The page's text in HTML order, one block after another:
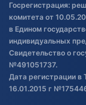
Обновления в
Госрегистрация:
комитета от
в Едином
индивидуальных
Свидетельство о
№491051737.
Дата регистрации в
16.01.2015 г